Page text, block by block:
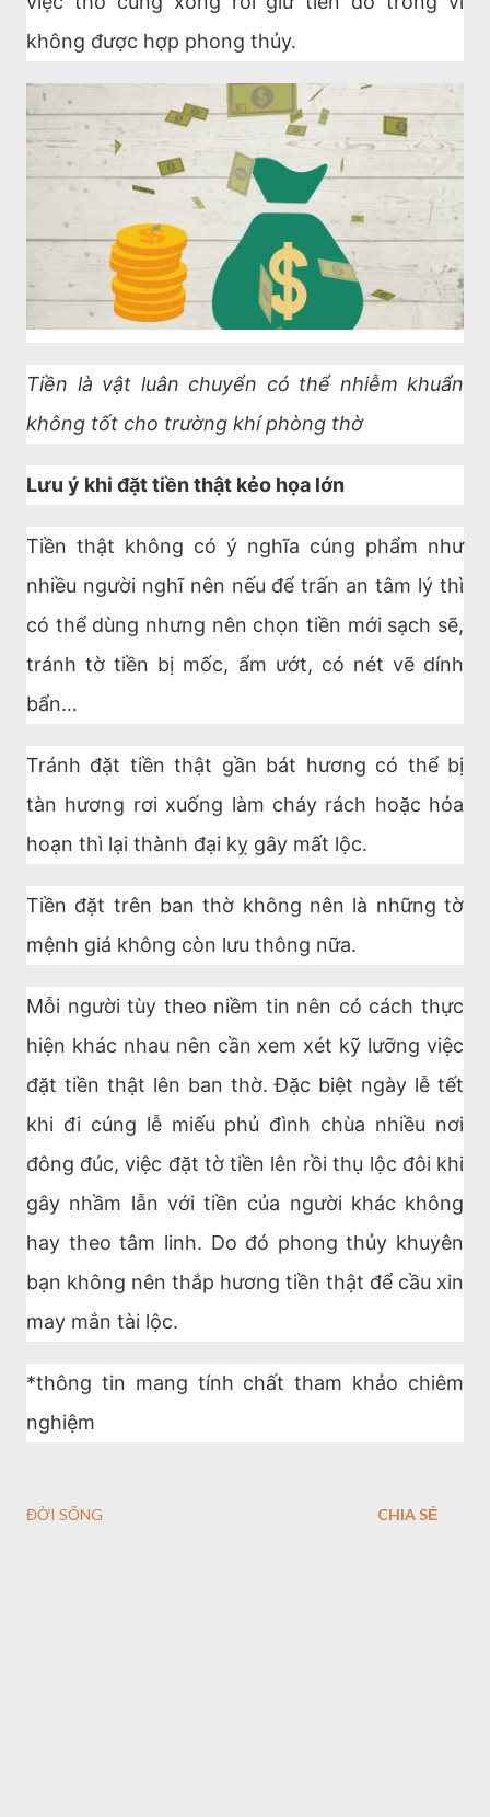
không được hợp phong thủy.
Tiền là vật luân chuyển có thể nhiễm khuẩn
không tốt cho trường khí phòng thờ
Lưu ý khi đặt tiền thật kẻo họa lớn
Tiền thật không có ý nghĩa cúng phẩm như
nhiều người nghĩ nên nếu để trấn an tâm lý thì
có thể dùng nhưng nên chọn tiền mới sạch sẽ,
tránh tờ tiền bị mốc, ẩm ướt, có nét vẽ dính
bẩn…
Tránh đặt tiền thật gần bát hương có thể bị
tàn hương rơi xuống làm cháy rách hoặc hỏa
hoạn thì lại thành đại kỵ gây mất lộc.
Tiền đặt trên ban thờ không nên là những tờ
mệnh giá không còn lưu thông nữa.
Mỗi người tùy theo niềm tin nên có cách thực
hiện khác nhau nên cần xem xét kỹ lưỡng việc
đặt tiền thật lên ban thờ. Đặc biệt ngày lễ tết
khi đi cúng lễ miếu phủ đình chùa nhiều nơi
đông đúc, việc đặt tờ tiền lên rồi thụ lộc đôi khi
gây nhầm lẫn với tiền của người khác không
hay theo tâm linh. Do đó phong thủy khuyên
bạn không nên thắp hương tiền thật để cầu xin
may mắn tài lộc.
*thông tin mang tính chất tham khảo chiêm
nghiệm
ĐỜI SỐNG CHIA SẺ